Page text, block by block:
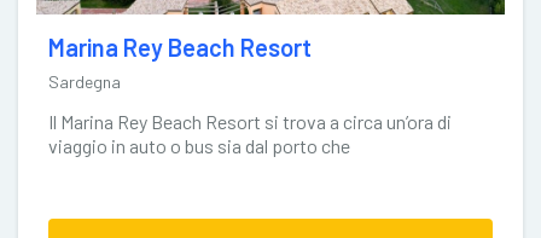
Marina Rey Beach Resort
Sardegna
Il Marina Rey Beach Resort si trova a circa un’ora di
viaggio in auto o bus sia dal porto che